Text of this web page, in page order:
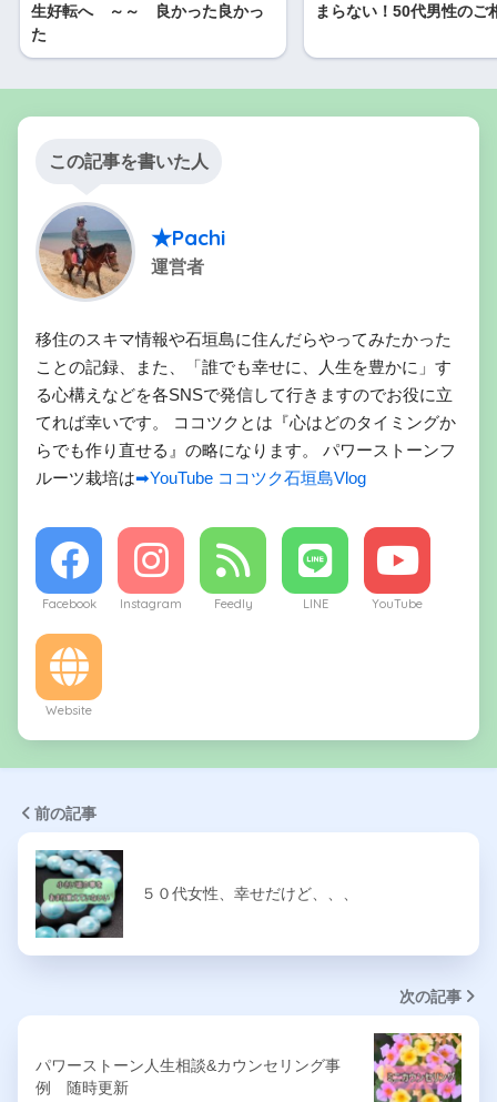
生好転へ ～～ 良かった良かっ
た
まらない！50代男性のご
この記事を書いた人
★Pachi
運営者
移住のスキマ情報や石垣島に住んだらやってみたかった
ことの記録、また、「誰でも幸せに、人生を豊かに」す
る心構えなどを各SNSで発信して行きますのでお役に立
てれば幸いです。 ココツクとは『心はどのタイミングか
らでも作り直せる』の略になります。 パワーストーンフ
ルーツ栽培は➡YouTube ココツク石垣島Vlog
Facebook Instagram Feedly LINE YouTube
Website
前の記事
５０代女性、幸せだけど、、、
次の記事
パワーストーン人生相談&カウンセリング事
例 随時更新